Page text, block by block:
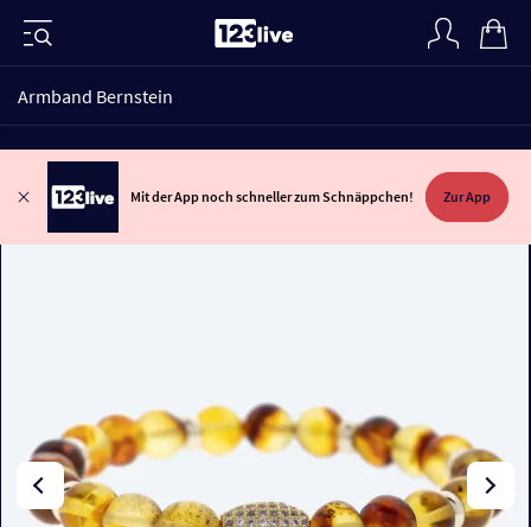
Armband Bernstein
Mit der App noch schneller zum Schnäppchen! Zur App